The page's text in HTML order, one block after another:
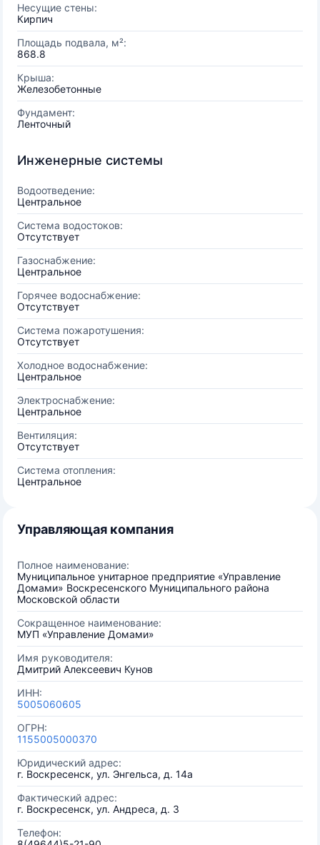
Несущие стены:
Кирпич
Площадь подвала, м²:
868.8
Крыша:
Железобетонные
Фундамент:
Ленточный
Инженерные системы
Водоотведение:
Центральное
Система водостоков:
Отсутствует
Газоснабжение:
Центральное
Горячее водоснабжение:
Отсутствует
Система пожаротушения:
Отсутствует
Холодное водоснабжение:
Центральное
Электроснабжение:
Центральное
Вентиляция:
Отсутствует
Система отопления:
Центральное
Управляющая компания
Полное наименование:
Муниципальное унитарное предприятие «Управление
Домами» Воскресенского Муниципального района
Московской области
Сокращенное наименование:
МУП «Управление Домами»
Имя руководителя:
Дмитрий Алексеевич Кунов
ИНН:
5005060605
ОГРН:
1155005000370
Юридический адрес:
г. Воскресенск, ул. Энгельса, д. 14а
Фактический адрес:
г. Воскресенск, ул. Андреса, д. 3
Телефон: